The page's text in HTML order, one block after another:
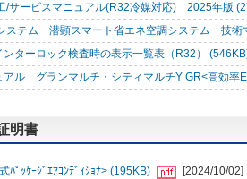
/サービスマニュアル(R32冷媒対応) 2025年版
ステム 潜顕スマート省エネ空調システム 技
ターロック検査時の表示一覧表（R32）
アル グランマルチ・シティマルチY GR<高効
明書
ﾊﾟｯｹｰｼﾞｴｱｺﾝﾃﾞｨｼｮﾅ> (195KB) [2024/10/02]